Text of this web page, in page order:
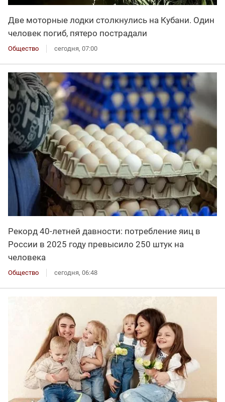
Две моторные лодки столкнулись на Кубани. Один
человек погиб, пятеро пострадали
Общество сегодня, 07:00
Рекорд 40-летней давности: потребление яиц в
России в 2025 году превысило 250 штук на
человека
Общество сегодня, 06:48